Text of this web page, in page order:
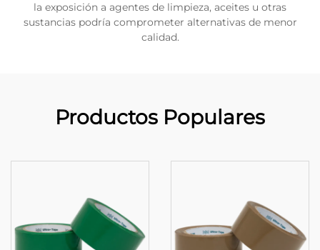
la exposición a agentes de limpieza, aceites u otras
sustancias podría comprometer alternativas de menor
calidad.
Productos Populares